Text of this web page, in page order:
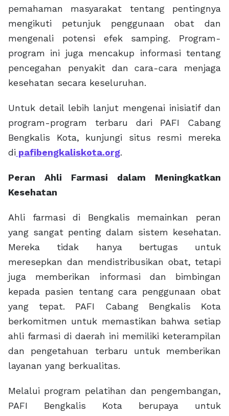
pemahaman masyarakat tentang pentingnya
mengikuti petunjuk penggunaan obat dan
mengenali potensi efek samping. Program-
program ini juga mencakup informasi tentang
pencegahan penyakit dan cara-cara menjaga
kesehatan secara keseluruhan.
Untuk detail lebih lanjut mengenai inisiatif dan
program-program terbaru dari PAFI Cabang
Bengkalis Kota, kunjungi situs resmi mereka
di pafibengkaliskota.org.
Peran Ahli Farmasi dalam Meningkatkan
Kesehatan
Ahli farmasi di Bengkalis memainkan peran
yang sangat penting dalam sistem kesehatan.
Mereka tidak hanya bertugas untuk
meresepkan dan mendistribusikan obat, tetapi
juga memberikan informasi dan bimbingan
kepada pasien tentang cara penggunaan obat
yang tepat. PAFI Cabang Bengkalis Kota
berkomitmen untuk memastikan bahwa setiap
ahli farmasi di daerah ini memiliki keterampilan
dan pengetahuan terbaru untuk memberikan
layanan yang berkualitas.
Melalui program pelatihan dan pengembangan,
PAFI Bengkalis Kota berupaya untuk